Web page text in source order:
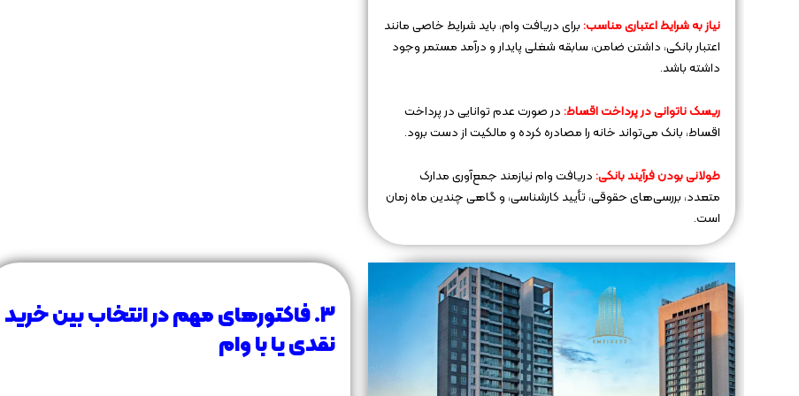
نیاز به شرایط اعتباری مناسب:برای دریافت وام، باید شرایط خاصی مانند
اعتبار بانکی، داشتن ضامن، سابقه شغلی پایدار و درآمد مستمر وجود
داشته باشد.
ریسک ناتوانی در پرداخت اقساط:در صورت عدم توانایی در پرداخت
اقساط، بانک می‌تواند خانه را مصادره کرده و مالکیت از دست برود.
طولانی بودن فرآیند بانکی:دریافت وام نیازمند جمع‌آوری مدارک
متعدد، بررسی‌های حقوقی، تأیید کارشناسی، و گاهی چندین ماه زمان
است.
۳. فاکتورهای مهم در انتخاب بین خرید
نقدی یا با وام